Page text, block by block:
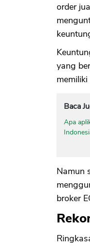
order
yang
Baca
Apa
Namun
broker